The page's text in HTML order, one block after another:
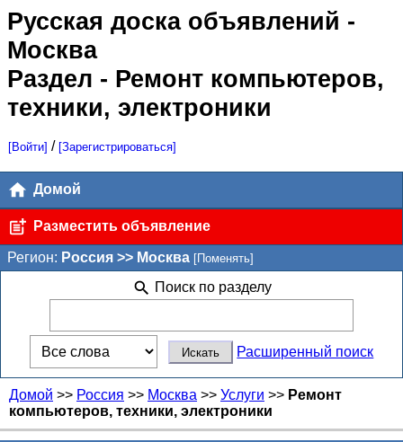
Русская доска объявлений -
Москва
Раздел - Ремонт компьютеров,
техники, электроники
[Войти] / [Зарегистрироваться]
Домой
Разместить объявление
Регион: Россия >> Москва [Поменять]
Поиск по разделу
Расширенный поиск
Домой >> Россия >> Москва >> Услуги >> Ремонт
компьютеров, техники, электроники